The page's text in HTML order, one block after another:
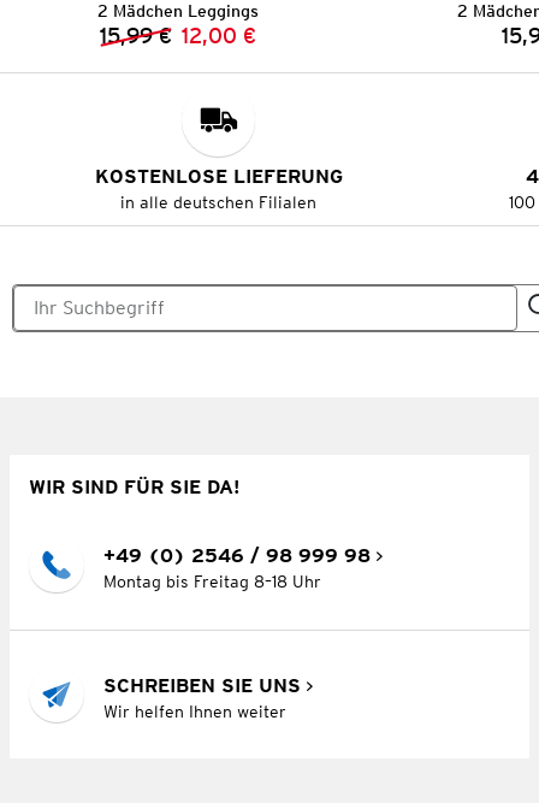
2 Mädchen Leggings
Vorheriger Preis:
15,99 € Neuer Preis:
12,00 €
2
KOSTENLOSE LIEFERUNG
in alle deutschen Filialen
WIR SIND FÜR SIE DA!
+49 (0) 2546 / 98 999 98
Montag bis Freitag 8–18 Uhr
SCHREIBEN SIE UNS
Wir helfen Ihnen weiter